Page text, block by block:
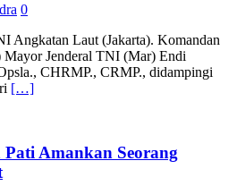
0
Angkatan Laut (Jakarta). Komandan
Jenderal TNI (Mar) Endi
CHRMP., CRMP., didampingi
[…]
Pati Amankan Seorang